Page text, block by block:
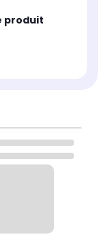
produit